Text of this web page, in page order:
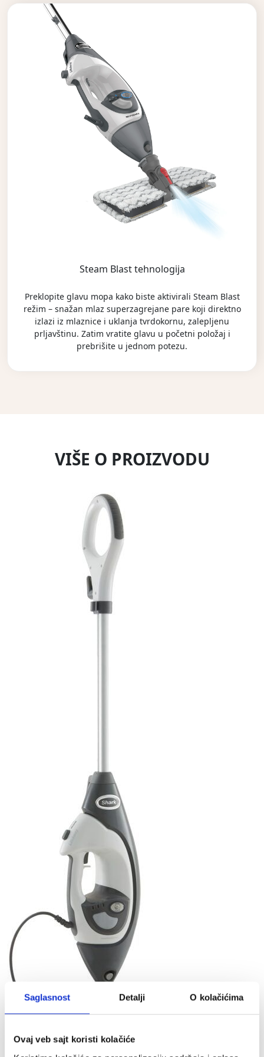
Saglasnost Detalji O kolačićima
Ovaj veb sajt koristi kolačiće
Steam Blast tehnologija
Preklopite glavu mopa kako biste aktivirali Steam Blast
režim – snažan mlaz superzagrejane pare koji direktno
izlazi iz mlaznice i uklanja tvrdokornu, zalepljenu
prljavštinu. Zatim vratite glavu u početni položaj i
prebrišite u jednom potezu.
VIŠE O PROIZVODU